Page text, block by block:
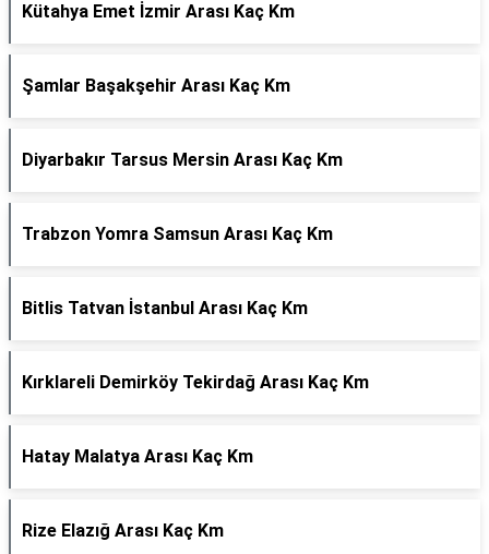
Kütahya Emet İzmir Arası Kaç Km
Şamlar Başakşehir Arası Kaç Km
Diyarbakır Tarsus Mersin Arası Kaç Km
Trabzon Yomra Samsun Arası Kaç Km
Bitlis Tatvan İstanbul Arası Kaç Km
Kırklareli Demirköy Tekirdağ Arası Kaç Km
Hatay Malatya Arası Kaç Km
Rize Elazığ Arası Kaç Km